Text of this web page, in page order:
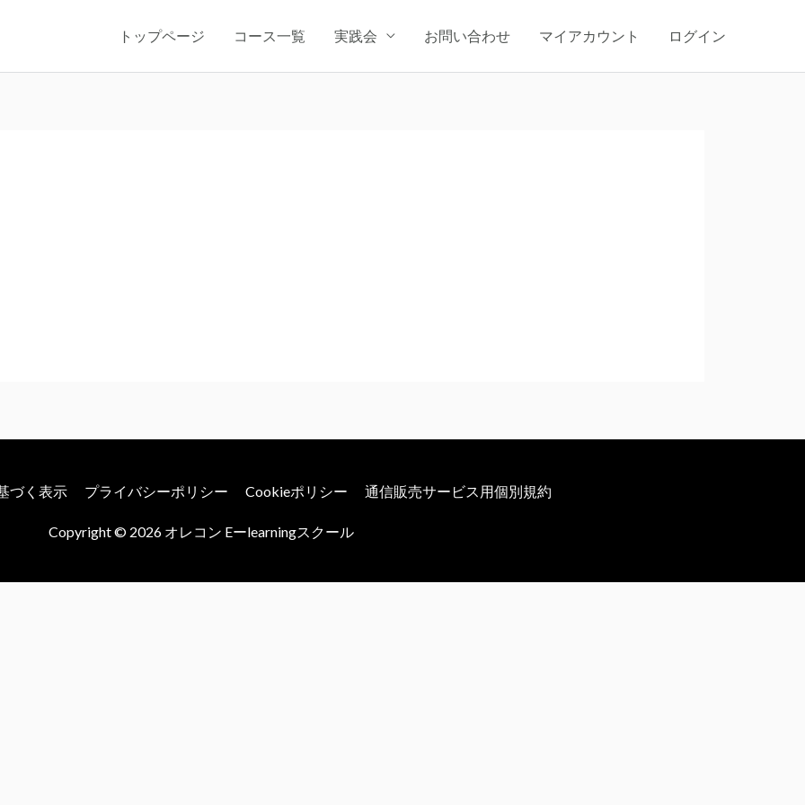
トップページ コース一覧 実践会 お問い合わせ マイアカウント ログイン
づく表示 プライバシーポリシー Cookieポリシー 通信販売サービス用個別規約
Copyright © 2026 オレコン Eーlearningスクール